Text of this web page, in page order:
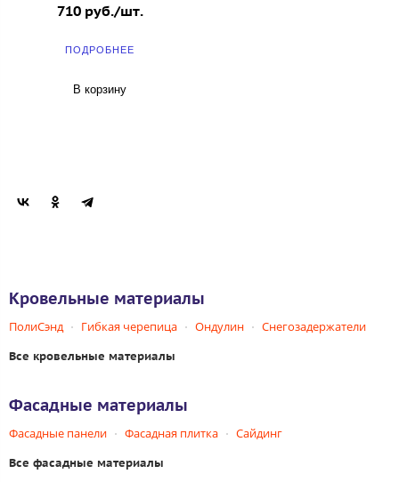
710 руб./шт.
ПОДРОБНЕЕ
В корзину
Кровельные материалы
ПолиСэнд Гибкая черепица Ондулин Снегозадержатели
Все кровельные материалы
Фасадные материалы
Фасадные панели Фасадная плитка Сайдинг
Все фасадные материалы